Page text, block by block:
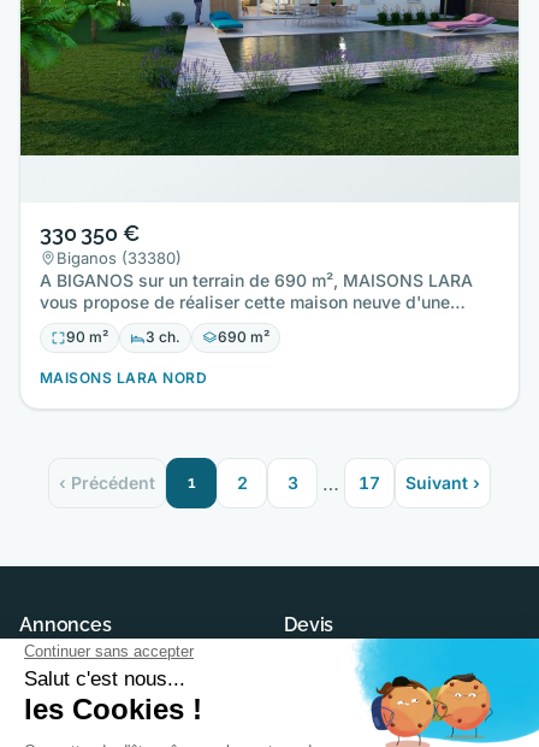
330 350 €
Biganos (33380)
A BIGANOS sur un terrain de 690 m², MAISONS LARA
vous propose de réaliser cette maison neuve d'une
surface de 90 m²…
90 m² 3 ch. 690 m²
MAISONS LARA NORD
‹ Précédent 1 2 3 … 17 Suivant ›
Annonces
Maisons neuves
Terrains à construire
Devis
Demander un devis
Trouver son constructeur